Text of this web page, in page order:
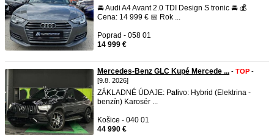
🚘 Audi A4 Avant 2.0 TDI Design S tronic 🚘 💰
Cena: 14 999 € 📅 Rok ...
Poprad - 058 01
14 999 €
Mercedes-Benz GLC Kupé Mercede ... - TOP -
[9.8. 2026]
ZÁKLADNÉ ÚDAJE: Pal ivo: Hybrid (Elektrina -
benzín) Karosér ...
Košice - 040 01
44 990 €